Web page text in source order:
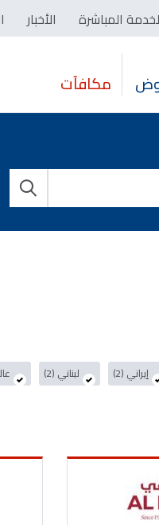
المباشرة الأخبار
مكافآت
إيراني (2) لبناني (2)